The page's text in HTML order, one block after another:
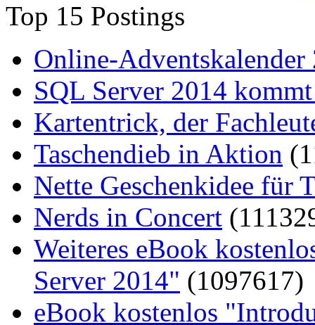
Top 15 Postings
Online-Adventskalender
SQL Server 2014
Kartentrick, der
Taschendieb in Aktion
Nette Geschenkidee für
Nerds in Concert
Weiteres eBook
Server 2014" (1097617)
eBook kostenlos